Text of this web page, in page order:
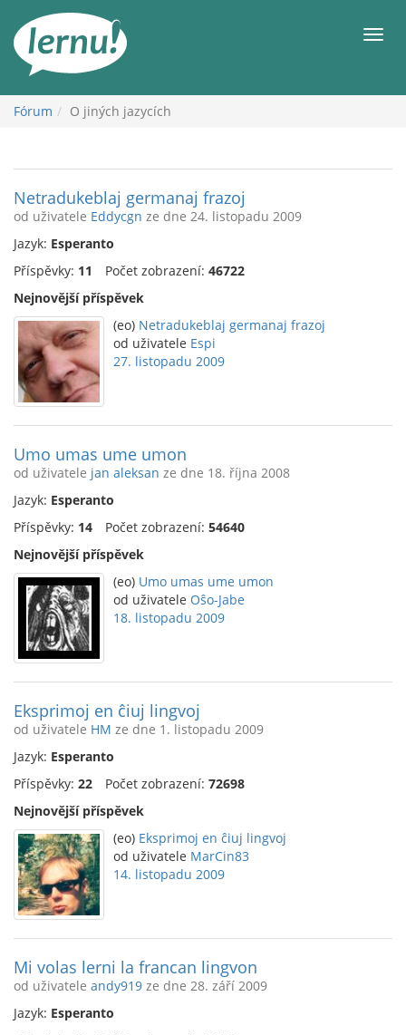
obsahu
Fórum O jiných jazycích
Netradukeblaj germanaj frazoj
od uživatele Eddycgn ze dne 24. listopadu 2009
Jazyk: Esperanto
Příspěvky: 11 Počet zobrazení: 46722
Nejnovější příspěvek
(eo) Netradukeblaj germanaj frazoj
od uživatele Espi
27. listopadu 2009
Umo umas ume umon
od uživatele jan aleksan ze dne 18. října 2008
Jazyk: Esperanto
Příspěvky: 14 Počet zobrazení: 54640
Nejnovější příspěvek
(eo) Umo umas ume umon
od uživatele Oŝo-Jabe
18. listopadu 2009
Eksprimoj en ĉiuj lingvoj
od uživatele HM ze dne 1. listopadu 2009
Jazyk: Esperanto
Příspěvky: 22 Počet zobrazení: 72698
Nejnovější příspěvek
(eo) Eksprimoj en ĉiuj lingvoj
od uživatele MarCin83
14. listopadu 2009
Mi volas lerni la francan lingvon
od uživatele andy919 ze dne 28. září 2009
Jazyk: Esperanto